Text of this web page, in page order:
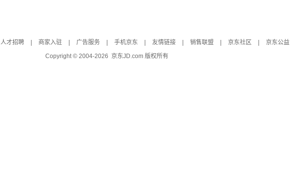
人才招聘 商家入驻 广告服务 手机京东 友情链接 销售联盟 京东社区
京东公益
Copyright © 2004-2026 京东JD.com 版权所有